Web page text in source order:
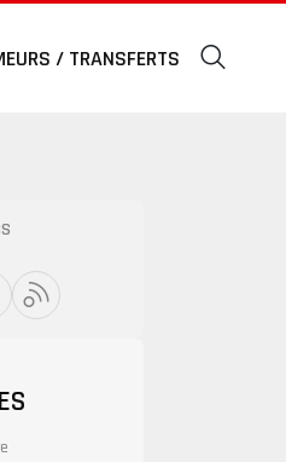
/ TRANSFERTS